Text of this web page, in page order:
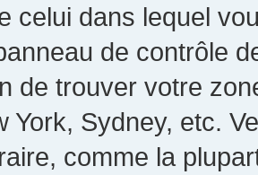
celui dans lequel
de contrôle
de trouver votre
York, Sydney, etc.
comme la